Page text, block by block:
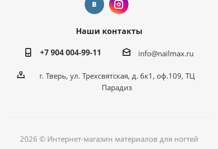
Наши контакты
+7 904 004-99-11
info@nailmax.ru
г. Тверь, ул. Трехсвятская, д. 6к1, оф.109, ТЦ
Парадиз
2026 © Интернет-магазин материалов для ногтей